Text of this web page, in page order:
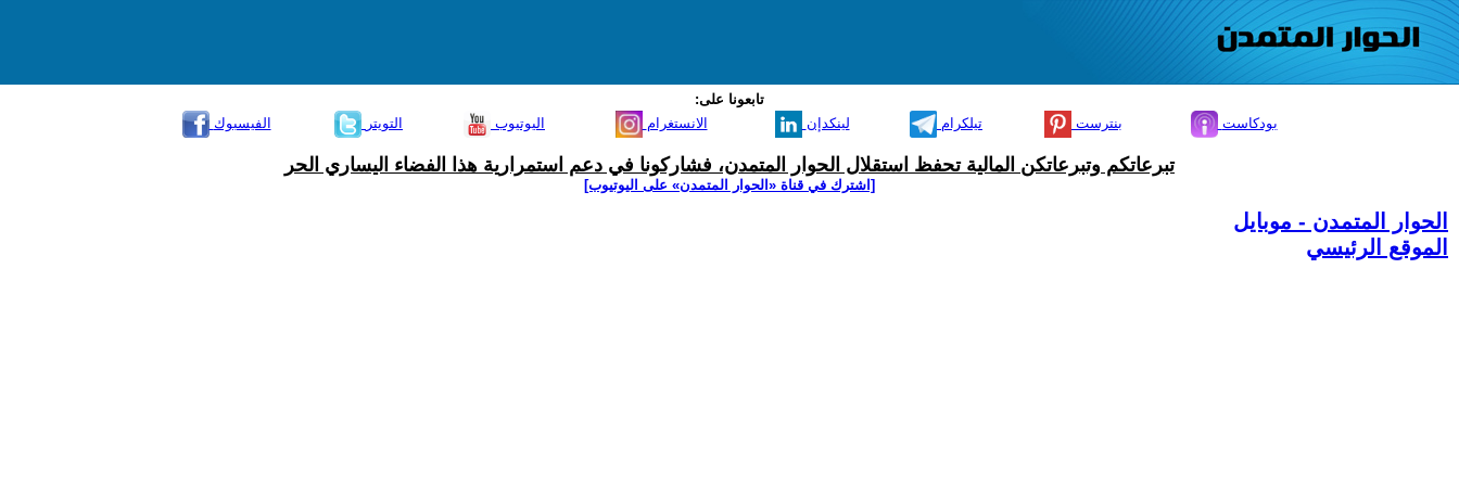
تابعونا على:
الفيسبوك
التويتر اليوتيوب الانستغرام لينكدإن تيلكرام بنترست بودكاست
تبرعاتكم وتبرعاتكن المالية تحفظ استقلال الحوار المتمدن، فشاركونا في دعم استمرارية هذا الفضاء اليساري الحر
[اشترك في قناة ‫«الحوار المتمدن» على اليوتيوب]
الحوار المتمدن - موبايل
الموقع الرئيسي